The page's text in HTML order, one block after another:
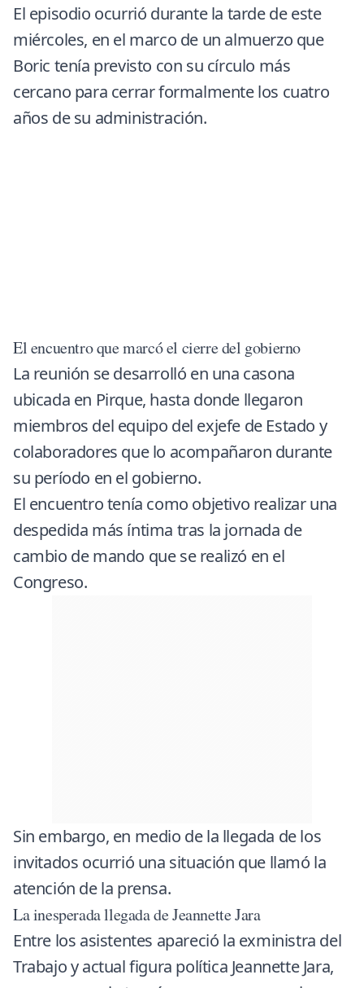
El episodio ocurrió durante la tarde de este
miércoles, en el marco de un almuerzo que
Boric tenía previsto con su círculo más
cercano para cerrar formalmente los cuatro
años de su administración.
El encuentro que marcó el cierre del gobierno
La reunión se desarrolló en una casona
ubicada en Pirque, hasta donde llegaron
miembros del equipo del exjefe de Estado y
colaboradores que lo acompañaron durante
su período en el gobierno.
El encuentro tenía como objetivo realizar una
despedida más íntima tras la jornada de
cambio de mando que se realizó en el
Congreso.
Sin embargo, en medio de la llegada de los
invitados ocurrió una situación que llamó la
atención de la prensa.
La inesperada llegada de Jeannette Jara
Entre los asistentes apareció la exministra del
Trabajo y actual figura política Jeannette Jara,